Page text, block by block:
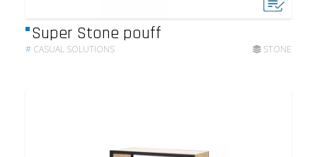
Super Stone pouff
# CASUAL SOLUTIONS STONE